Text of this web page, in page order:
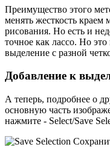
Преимущество этого
менять жесткость краем
рисования. Но есть и
точное как лассо. Но
выделение с разной
Добавление к
А теперь, подробнее о
основную часть
нажмите - Select/Save